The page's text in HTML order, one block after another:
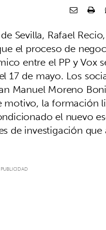
Sevilla, Rafael
el proceso de
entre el PP y Vox
17 de mayo. Los
Manuel Moreno
motivo, la formación
el nuevo
de investigación